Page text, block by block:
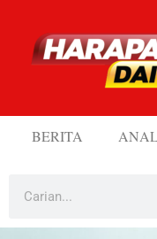
BERITA